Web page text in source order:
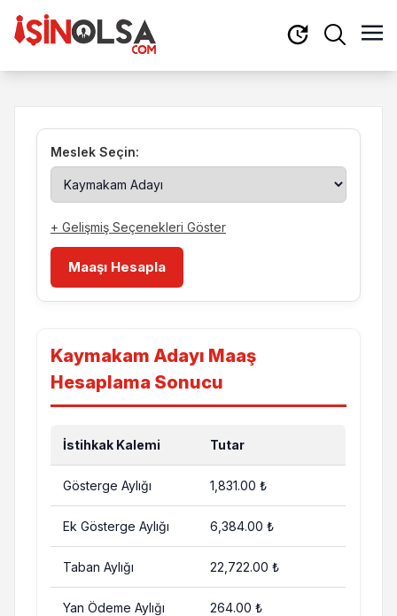
Meslek Seçin:
+ Gelişmiş Seçenekleri Göster
Maaşı Hesapla
Kaymakam Adayı Maaş
Hesaplama Sonucu
İstihkak Kalemi Tutar
Gösterge Aylığı 1,831.00 ₺
Ek Gösterge Aylığı 6,384.00 ₺
Taban Aylığı 22,722.00 ₺
Yan Ödeme Aylığı 264.00 ₺